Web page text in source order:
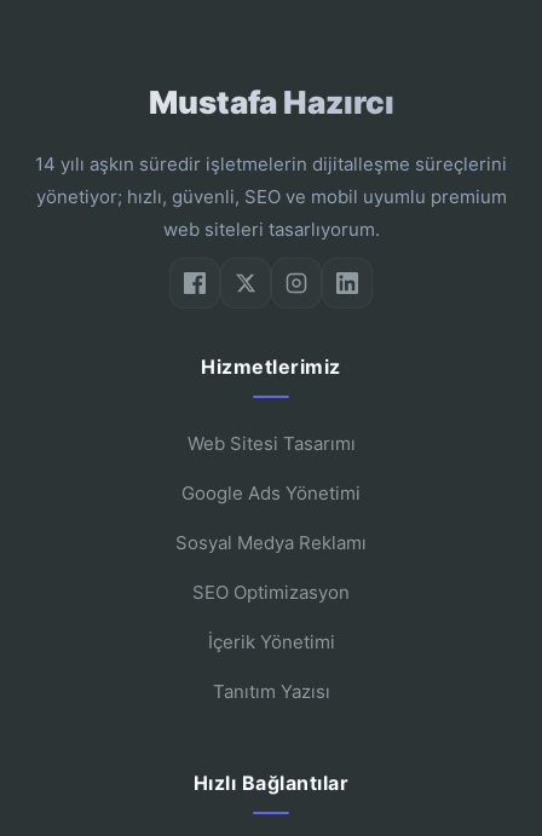
Mustafa Hazırcı
14 yılı aşkın süredir işletmelerin dijitalleşme süreçlerini
yönetiyor; hızlı, güvenli, SEO ve mobil uyumlu premium
web siteleri tasarlıyorum.
Hizmetlerimiz
Web Sitesi Tasarımı
Google Ads Yönetimi
Sosyal Medya Reklamı
SEO Optimizasyon
İçerik Yönetimi
Tanıtım Yazısı
Hızlı Bağlantılar